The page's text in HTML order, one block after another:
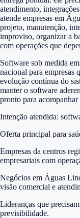
atendimento,
atende empresas em
projeto, manutenção,
improviso, organizar a
com operações que
Software sob medida
nacional para empresas
evolução contínua do
manter o software
pronto para
Intenção atendida:
Oferta principal para
Empresas da centros
empresariais com
Negócios em Águas
visão comercial e
Lideranças que
previsibilidade.